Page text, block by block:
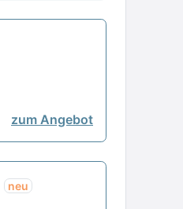
zum Angebot
neu